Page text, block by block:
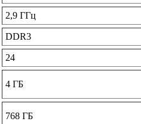
2,9 ГГц
DDR3
24
4 ГБ
768 ГБ